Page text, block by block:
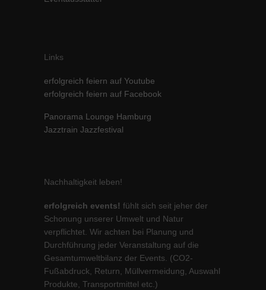
Links
erfolgreich feiern auf Youtube
erfolgreich feiern auf Facebook
Panorama Lounge Hamburg
Jazztrain Jazzfestival
Nachhaltigkeit leben!
erfolgreich events! fühlt sich seit jeher der
Schonung unserer Umwelt und Natur
verpflichtet. Wir achten bei Planung und
Durchführung jeder Veranstaltung auf die
Gesamtumweltbilanz der Events. (CO2-
Fußabdruck, Return, Müllvermeidung, Auswahl
Produkte, Transportmittel etc.)